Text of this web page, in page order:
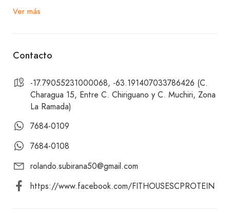
zona oeste del barrio La Ramada, entre el 1er y
disfrutar de nuestras nutritivas y deliciosas
opciones de desayunos y meriendas! Te esperamos
con los brazos abiertos para brindarte una
experiencia culinaria única. ¡No te lo pierdas!
Ver más
Contacto
-17.79055231000068, -63.191407033786426 (C.
Charagua 15, Entre C. Chiriguano y C. Muchiri, Zona
La Ramada)
7684-0109
7684-0108
rolando.subirana50@gmail.com
https://www.facebook.com/FITHOUSESCPROTEIN